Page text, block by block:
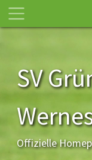
SV
Offizielle